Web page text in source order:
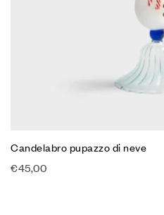
Candelabro pupazzo di neve
€45,00